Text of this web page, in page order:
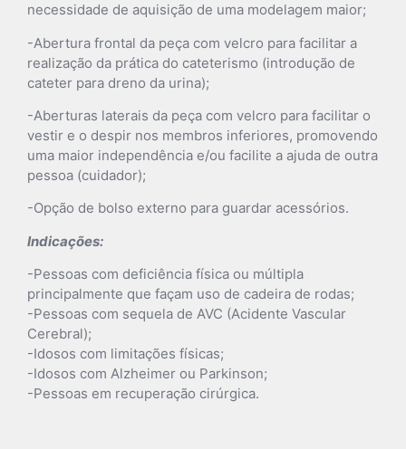
necessidade de aquisição de uma modelagem maior;
-Abertura frontal da peça com velcro para facilitar a
realização da prática do cateterismo (introdução de
cateter para dreno da urina);
-Aberturas laterais da peça com velcro para facilitar o
vestir e o despir nos membros inferiores, promovendo
uma maior independência e/ou facilite a ajuda de outra
pessoa (cuidador);
-Opção de bolso externo para guardar acessórios.
Indicações:
-Pessoas com deficiência física ou múltipla
principalmente que façam uso de cadeira de rodas;
-Pessoas com sequela de AVC (Acidente Vascular
Cerebral);
-Idosos com limitações físicas;
-Idosos com Alzheimer ou Parkinson;
-Pessoas em recuperação cirúrgica.